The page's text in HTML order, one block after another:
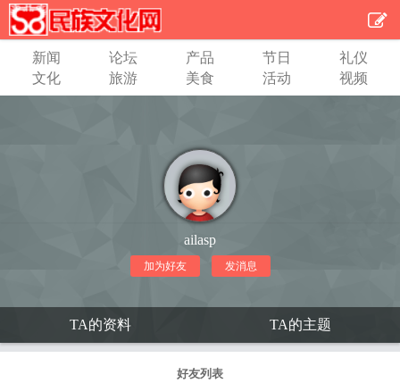
新闻 论坛 产品 节日
礼仪
文化
旅游 美食 活动 视频
ailasp
加为好友 发消息
TA的资料 TA的主题
好友列表